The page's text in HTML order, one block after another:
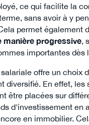
ce qui facilite la
sans avoir à y
permet également
manière progressive,
importantes dès
offre un choix
diversifié. En effet, les
être placées sur
d'investissement en
en immobilier.